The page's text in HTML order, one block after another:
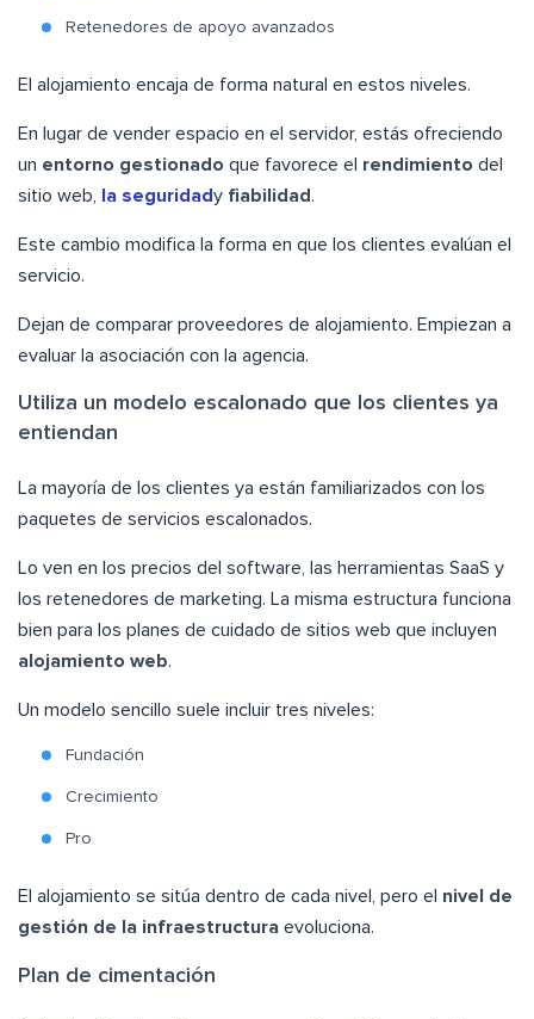
Retenedores de apoyo avanzados
El alojamiento encaja de forma natural en estos niveles.
En lugar de vender espacio en el servidor, estás ofreciendo
un entorno gestionado que favorece el rendimiento del
sitio web,
la seguridady fiabilidad .
Este cambio modifica la forma en que los clientes evalúan el
servicio.
Dejan de comparar proveedores de alojamiento. Empiezan a
evaluar la asociación con la agencia.
Utiliza un modelo escalonado que los clientes ya
entiendan
La mayoría de los clientes ya están familiarizados con los
paquetes de servicios escalonados.
Lo ven en los precios del software, las herramientas SaaS y
los retenedores de marketing. La misma estructura funciona
bien para los planes de cuidado de sitios web que incluyen
alojamiento web.
Un modelo sencillo suele incluir tres niveles:
Fundación
Crecimiento
Pro
El alojamiento se sitúa dentro de cada nivel, pero el nivel de
gestión de la infraestructura evoluciona.
Plan de cimentación